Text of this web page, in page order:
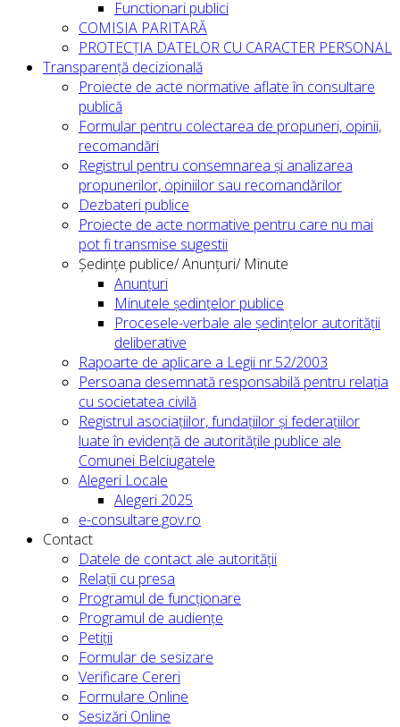
Functionari publici
COMISIA PARITARĂ
PROTECȚIA DATELOR CU CARACTER PERSONAL
Transparență decizională
Proiecte de acte normative aflate în consultare
publică
Formular pentru colectarea de propuneri, opinii,
recomandări
Registrul pentru consemnarea și analizarea
propunerilor, opiniilor sau recomandărilor
Dezbateri publice
Proiecte de acte normative pentru care nu mai
pot fi transmise sugestii
Ședințe publice/ Anunțuri/ Minute
Anunțuri
Minutele ședințelor publice
Procesele-verbale ale ședințelor autorității
deliberative
Rapoarte de aplicare a Legii nr.52/2003
Persoana desemnată responsabilă pentru relația
cu societatea civilă
Registrul asociațiilor, fundațiilor și federațiilor
luate în evidență de autoritățile publice ale
Comunei Belciugatele
Alegeri Locale
Alegeri 2025
e-consultare.gov.ro
Contact
Datele de contact ale autorității
Relații cu presa
Programul de funcționare
Programul de audiențe
Petiții
Formular de sesizare
Verificare Cereri
Formulare Online
Sesizări Online